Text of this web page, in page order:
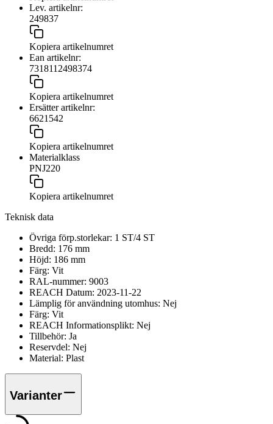
Lev. artikelnr:
249837
Kopiera artikelnumret
Ean artikelnr:
7318112498374
Kopiera artikelnumret
Ersätter artikelnr:
6621542
Kopiera artikelnumret
Materialklass
PNJ220
Kopiera artikelnumret
Teknisk data
Övriga förp.storlekar: 1 ST/4 ST
Bredd: 176 mm
Höjd: 186 mm
Färg: Vit
RAL-nummer: 9003
REACH Datum: 2023-11-22
Lämplig för användning utomhus: Nej
Färg: Vit
REACH Informationsplikt: Nej
Tillbehör: Ja
Reservdel: Nej
Material: Plast
Varianter